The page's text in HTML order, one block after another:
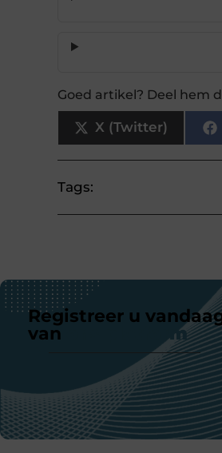
Goed artikel? Deel hem
X (Twitter)
Tags:
Registreer u
van
ons platform